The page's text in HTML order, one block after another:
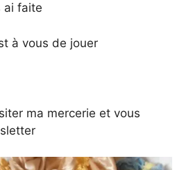
V
ai faite
à vous de jouer
ma mercerie et vous